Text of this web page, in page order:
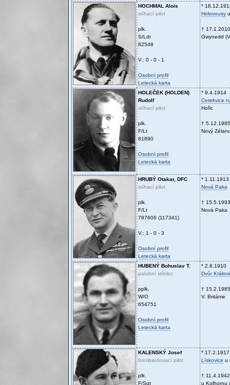
HOCHMAL Alois
stíhací pilot
plk.
S/Ldr
82548
V.: 0 - 0 - 1
Osobní profil
Letecká karta
*
Holovousy
† 17.1.2010
Gwynedd
HOLEČEK (HOLDEN)
Rudolf
stíhací pilot
plk.
F/Lt
81890
Osobní profil
Letecká karta
* 9.4.1914
Cerekvice
Hořic
† 5.12.1985
Nový
HRUBÝ Otakar, DFC
stíhací pilot
plk.
F/Lt
787606 (117341)
V.: 1 - 0 - 3
Osobní profil
Letecká karta
* 1.11.1913
Nová Paka
† 15.5.1993
Nová Paka
HUBENÝ Bohuslav T.
palubní střelec
pplk.
W/O
654751
Osobní profil
Letecká karta
* 2.8.1910
Dvůr
† 15.2.1985
V. Británie
KALENSKÝ Josef
bombardovací pilot
plk.
F/Sgt
* 17.2.1917
Lískovice u
† 11.4.1942
u Kolhornu